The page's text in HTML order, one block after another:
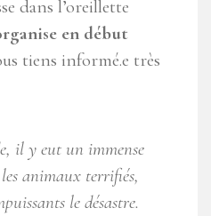
dans l’oreillette
en début
tiens informé.e très
il y eut un immense
animaux terrifiés,
le désastre.